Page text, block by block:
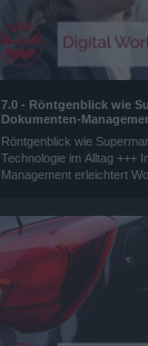
7.0 - Röntgenblick wie
Dokumenten-
Kundenkommunikation
Röntgenblick wie
Technologie im Alltag +++
Management erleichtert
Intelligenz übernimmt
Baukastensystem für